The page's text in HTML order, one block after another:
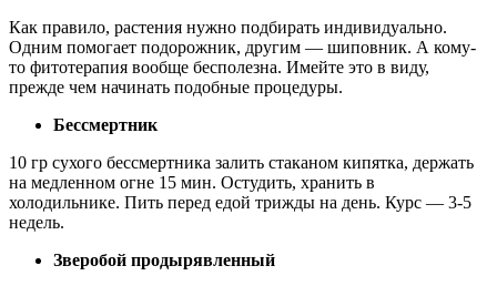
Как правило, растения нужно подбирать индивидуально.
Одним помогает подорожник, другим — шиповник. А кому-
то фитотерапия вообще бесполезна. Имейте это в виду,
прежде чем начинать подобные процедуры.
Бессмертник
10 гр сухого бессмертника залить стаканом кипятка, держать
на медленном огне 15 мин. Остудить, хранить в
холодильнике. Пить перед едой трижды на день. Курс — 3-5
недель.
Зверобой продырявленный